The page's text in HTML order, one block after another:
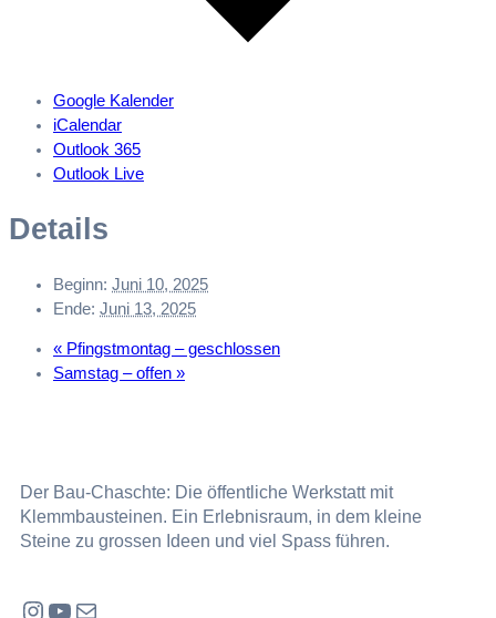
Google Kalender
iCalendar
Outlook 365
Outlook Live
Details
Beginn: Juni 10, 2025
Ende: Juni 13, 2025
« Pfingstmontag – geschlossen
Samstag – offen »
Der Bau-Chaschte: Die öffentliche Werkstatt mit
Klemmbausteinen. Ein Erlebnisraum, in dem kleine
Steine zu grossen Ideen und viel Spass führen.
Instagram YouTube E-Mail